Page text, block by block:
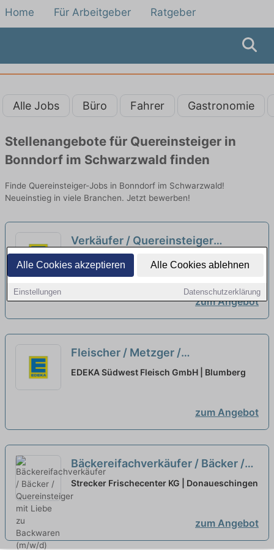
Alle Cookies akzeptieren Alle Cookies ablehnen
Einstellungen Datenschutzerklärung
Home Für Arbeitgeber Ratgeber
Alle Jobs Büro Fahrer Gastronomie
Stellenangebote für Quereinsteiger in
Bonndorf im Schwarzwald finden
Finde Quereinsteiger-Jobs in Bonndorf im Schwarzwald!
Neueinstieg in viele Branchen. Jetzt bewerben!
Verkäufer / Quereinsteiger
Frischetheke (m/w/d) Vollzeit /
Teilzeit neu
EDEKA Südwest Stiftung & Co. KG |
Waldshut-Tiengen
zum Angebot
Fleischer / Metzger /
Quereinsteiger Koch (m/w/d) neu
EDEKA Südwest Fleisch GmbH | Blumberg
zum Angebot
Bäckereifachverkäufer / Bäcker /
Quereinsteiger mit Liebe zu
Backwaren (m/w/d)
Strecker Frischecenter KG | Donaueschingen
zum Angebot